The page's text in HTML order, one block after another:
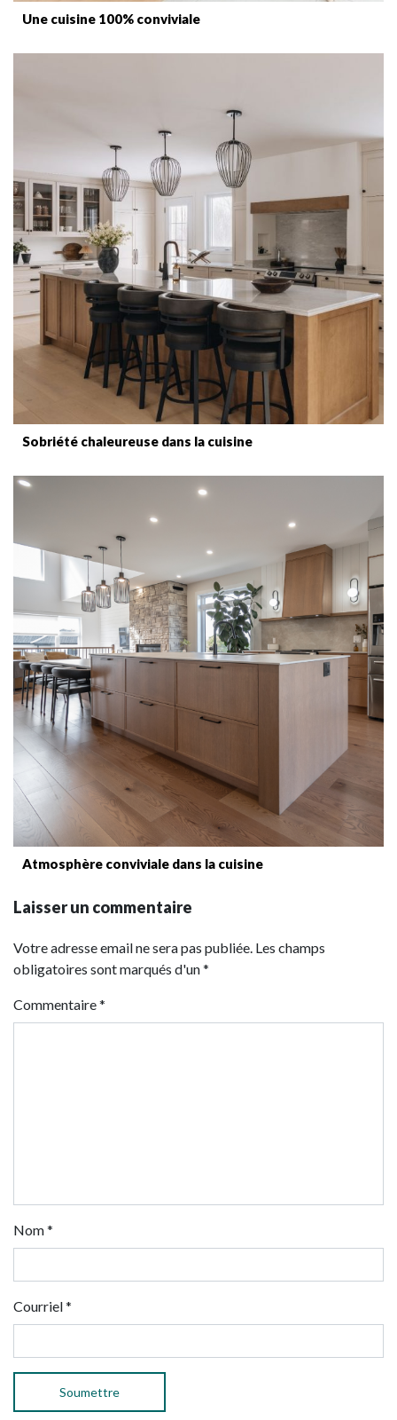
Une cuisine 100% conviviale
Sobriété chaleureuse dans la cuisine
Atmosphère conviviale dans la cuisine
Laisser un commentaire
Votre adresse email ne sera pas publiée. Les champs
obligatoires sont marqués d'un *
Commentaire*
Nom*
Courriel*